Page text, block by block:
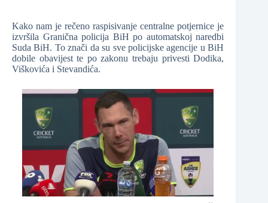
Kako nam je rečeno raspisivanje centralne potjernice je
izvršila Granična policija BiH po automatskoj naredbi
Suda BiH. To znači da su sve policijske agencije u BiH
dobile obavijest te po zakonu trebaju privesti Dodika,
Viškovića i Stevandića.